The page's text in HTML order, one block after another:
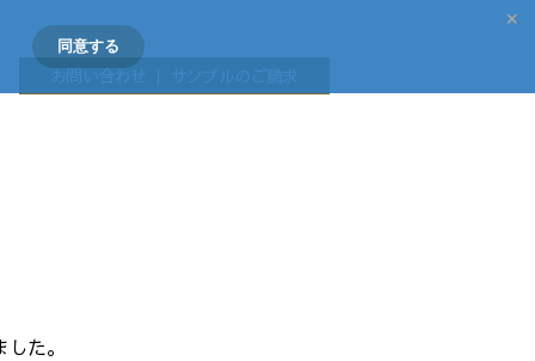
お問い合わせ ｜ サンプルのご請求
た。
同意する
×